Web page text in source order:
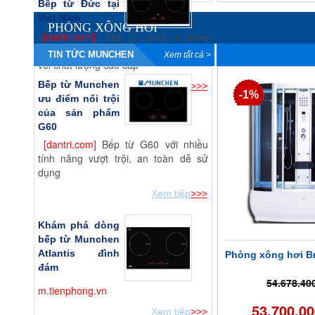
Bếp từ Đức tại
Việt Nam
[dantri.com] Bếp từ Lorca là dòng
bếp nhập khẩu nguyên chiếc từ Đức
với chất lượng cao cấp
Xem tiếp >>>
PHÒNG XÔNG HƠI
TIN TỨC MUNCHEN Xem tất cả >
Bếp từ Munchen
ưu điểm nổi trội
của sản phẩm
G60
[dantri.com] Bếp từ G60 với nhiều
tính năng vượt trội, an toàn dễ sử
dụng
Xem tiếp>>>
Khám phá dòng
bếp từ Munchen
Atlantis đình
đám
m.tienphong.vn
Xem tiếp>>>
-1%
Phòng xông hơi